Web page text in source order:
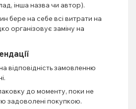
інша назва чи автор).
бере на себе всі витрати на
організовує заміну на
відповідність замовленню
до моменту, поки не
задоволені покупкою.